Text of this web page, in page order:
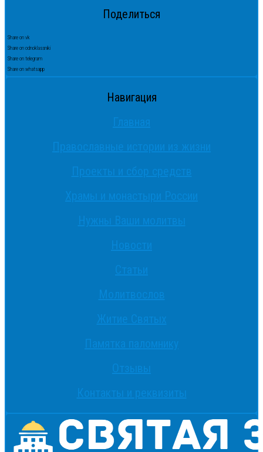
Поделиться
Share on vk
Share on odnoklassniki
Share on telegram
Share on whatsapp
Навигация
Главная
Православные истории из жизни
Проекты и сбор средств
Храмы и монастыри России
Нужны Ваши молитвы
Новости
Статьи
Молитвослов
Житие Святых
Памятка паломнику
Отзывы
Контакты и реквизиты